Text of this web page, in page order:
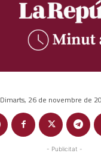
Dimarts, 26 de novembre de
- Publicitat -